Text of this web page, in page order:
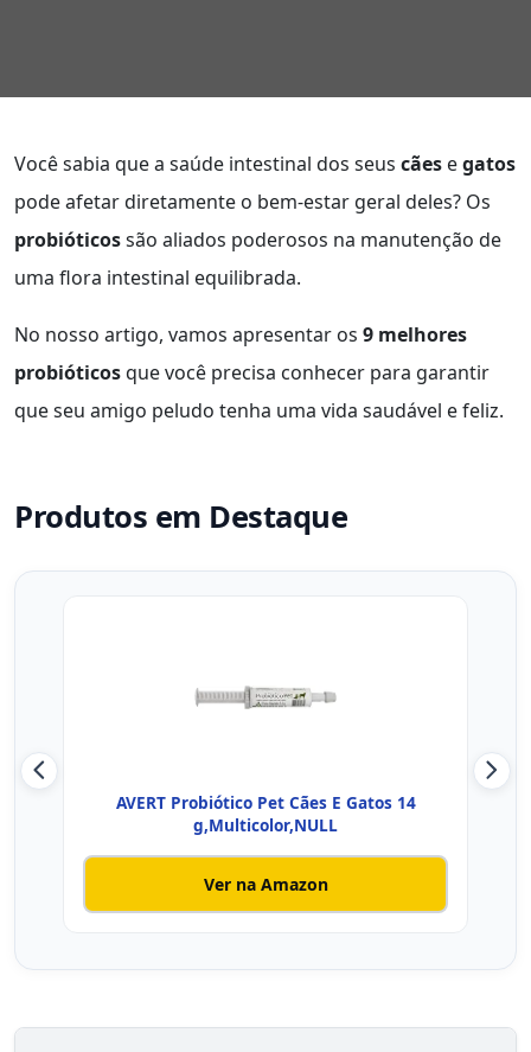
Você sabia que a saúde intestinal dos seus cães egatos
pode afetar diretamente o bem-estar geral deles? Os
probióticossão aliados poderosos na manutenção de
uma flora intestinal equilibrada.
No nosso artigo, vamos apresentar os 9 melhores
probióticosque você precisa conhecer para garantir
que seu amigo peludo tenha uma vida saudável e feliz.
Produtos em Destaque
AVERT Probiótico Pet Cães E Gatos 14
g,Multicolor,NULL
Ver na Amazon